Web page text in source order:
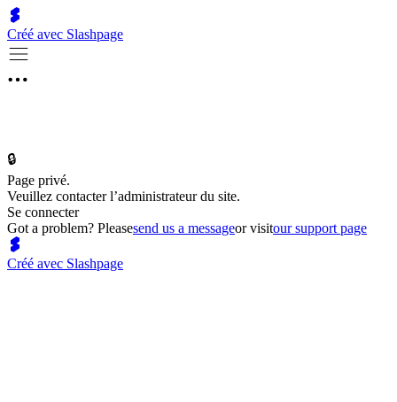
Créé avec Slashpage
🔒
Page privé.
Veuillez contacter l’administrateur du site.
Se connecter
Got a problem? Pleasesend us a messageor visitour support page
Créé avec Slashpage